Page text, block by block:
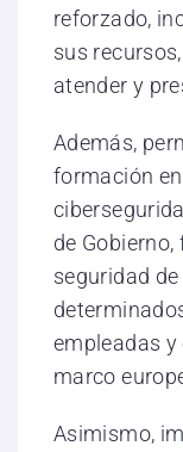
reforzado,
sus
atender y
Además,
formación
de
seguridad
empleadas
marco
Asimismo,